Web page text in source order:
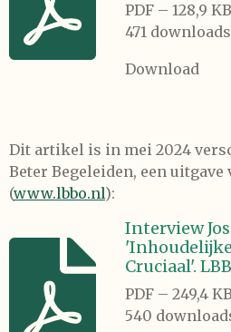
PDF – 128,9 KB
471 downloads
Download
Dit artikel is in mei 2024
Beter Begeleiden, een uitgave
(www.lbbo.nl):
Interview
Cruciaal'.
PDF – 249,4 KB
540